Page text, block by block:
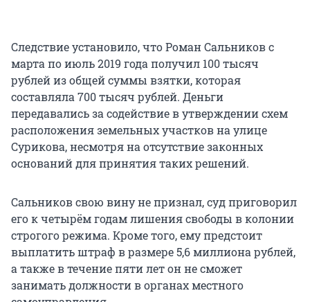
Следствие установило, что Роман Сальников с
марта по июль 2019 года получил 100 тысяч
рублей из общей суммы взятки, которая
составляла 700 тысяч рублей. Деньги
передавались за содействие в утверждении схем
расположения земельных участков на улице
Сурикова, несмотря на отсутствие законных
оснований для принятия таких решений.
Сальников свою вину не признал, суд приговорил
его к четырём годам лишения свободы в колонии
строгого режима. Кроме того, ему предстоит
выплатить штраф в размере 5,6 миллиона рублей,
а также в течение пяти лет он не сможет
занимать должности в органах местного